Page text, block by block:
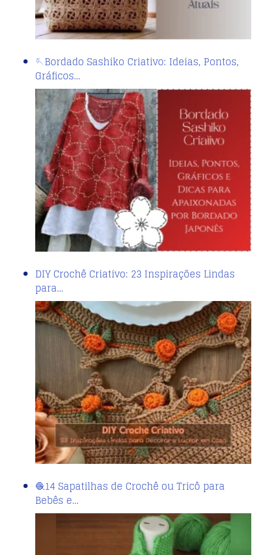
🪡Bordado Sashiko Criativo: Ideias, Pontos,
Gráficos…
DIY Crochê Criativo: 23 Inspirações Lindas
para…
🧶14 Sapatilhas de Crochê ou Tricô para
Bebês e…